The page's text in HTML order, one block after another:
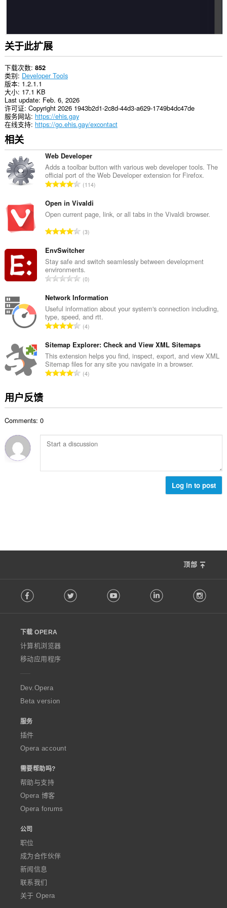
关于此扩展
下载次数 852
类别 Developer Tools
版本 1.2.1.1
大小 17.1 KB
Last update Feb. 6, 2026
许可证 Copyright 2026 1943b2d1-2c8d-44d3-a629-1749b4dc47de
服务网站 https://ehis.gay
在线支持 https://go.ehis.gay/excontact
相关
Web Developer
Adds a toolbar button with various web developer tools. The
official port of the Web Developer extension for Firefox.
总
分
次
：
114
Open in Vivaldi
Open current page, link, or all tabs in the Vivaldi browser.
总
分
次
数
：
3
EnvSwitcher
Stay safe and switch seamlessly between development
environments.
总
分
次
数
：
0
Network Information
Useful information about your system's connection including,
type, speed, and rtt.
总
分
次
数
：
4
Sitemap Explorer: Check and View XML Sitemaps
This extension helps you find, inspect, export, and view XML
Sitemap files for any site you navigate in a browser.
总
4
用户反馈
Comments: 0
Log in to post
顶部
o
w
O
p
e
a
Facebook Twitter Youtube LinkedIn
下载 OPERA
计算机浏览器
移动应用程序
Dev.Opera
Beta version
服务
插件
Opera account
需要帮助吗?
帮助与支持
Opera 博客
Opera forums
公司
职位
成为合作伙伴
新闻信息
联系我们
关于 Opera